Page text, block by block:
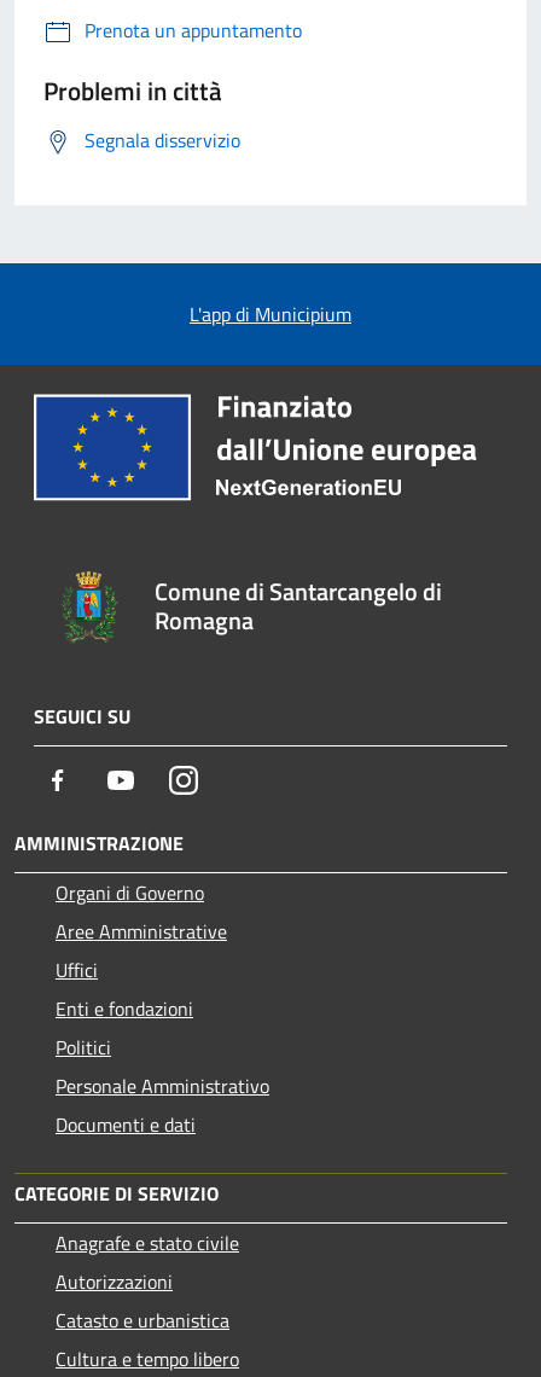
Prenota un appuntamento
Problemi in città
Segnala disservizio
L'app di Municipium
Comune di Santarcangelo di
Romagna
SEGUICI SU
Facebook YoutubeInstagram
AMMINISTRAZIONE
Organi di Governo
Aree Amministrative
Uffici
Enti e fondazioni
Politici
Personale Amministrativo
Documenti e dati
CATEGORIE DI SERVIZIO
Anagrafe e stato civile
Autorizzazioni
Catasto e urbanistica
Cultura e tempo libero